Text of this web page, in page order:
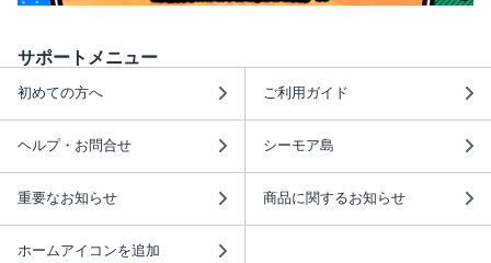
サポートメニュー
初めての方へ ご利用ガイド
ヘルプ・お問合せ シーモア島
重要なお知らせ 商品に関するお知らせ
ホームアイコンを追加